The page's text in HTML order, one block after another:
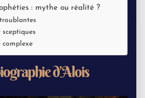
: mythe ou réalité ?
complexe
d’Alois